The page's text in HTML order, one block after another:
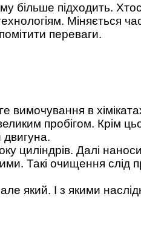
підходить.
Міняється
переваги.
вимочування в
пробігом. Крім
циліндрів. Далі
Такі очищення слід
який. І з якими